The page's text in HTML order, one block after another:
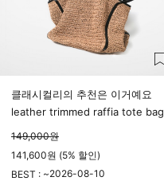
클래시컬리의 추천은 이거예요
leather trimmed raffia tote bag
149,000원
141,600원 (5% 할인)
BEST : ~2026-08-10